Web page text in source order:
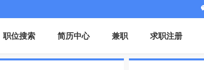
职位搜索 简历中心 兼职 求职注册